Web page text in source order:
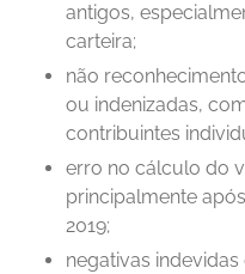
antigos,
carteira;
não
ou indenizadas,
contribuintes
erro no cálculo do
principalmente
2019;
negativas